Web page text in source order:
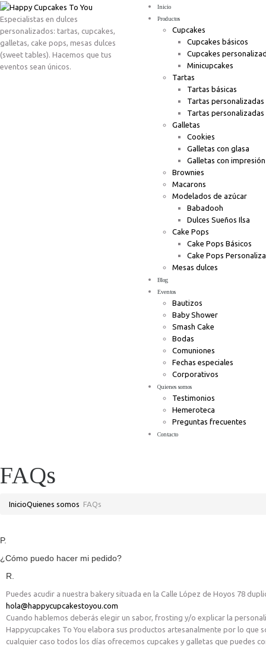
Especialistas en dulces
personalizados: tartas, cupcakes,
galletas, cake pops, mesas dulces
(sweet tables). Hacemos que tus
eventos sean únicos.
Inicio
Productos
Cupcakes
Cupcakes básicos
Cupcakes
Minicupcakes
Tartas
Tartas básicas
Tartas
Tartas personalizadas
Galletas
Cookies
Galletas con glasa
Galletas con
Brownies
Macarons
Modelados de azúcar
Babadooh
Dulces Sueños Ilsa
Cake Pops
Cake Pops Básicos
Cake Pops
Mesas dulces
Blog
Eventos
Bautizos
Baby Shower
Smash Cake
Bodas
Comuniones
Fechas especiales
Corporativos
Quienes somos
Testimonios
Hemeroteca
Preguntas frecuentes
Contacto
FAQs
InicioQuienes somos FAQs
P.
¿Cómo puedo hacer mi pedido?
R.
Puedes acudir a nuestra bakery situada en la Calle López de Hoyos 78
hola@happycupcakestoyou.com
Cuando hablemos deberás elegir un sabor, frosting y/o explicar la
Happycupcakes To You elabora sus productos artesanalmente por lo que
cualquier caso todos los días ofrecemos cupcakes y galletas que puedes